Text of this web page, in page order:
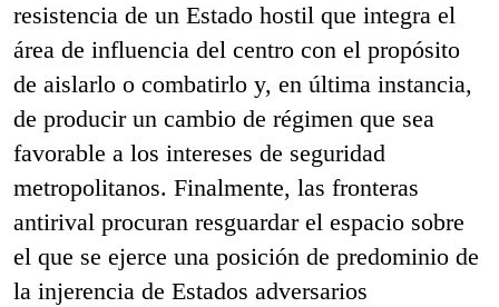
resistencia de un Estado hostil que integra el
área de influencia del centro con el propósito
de aislarlo o combatirlo y, en última instancia,
de producir un cambio de régimen que sea
favorable a los intereses de seguridad
metropolitanos. Finalmente, las fronteras
antirival procuran resguardar el espacio sobre
el que se ejerce una posición de predominio de
la injerencia de Estados adversarios